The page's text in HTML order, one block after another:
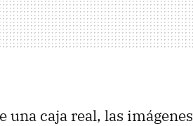
una caja real, las imágenes